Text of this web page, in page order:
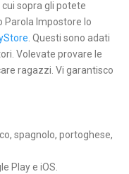
sopra gli potete
Parola Impostore lo
. Questi sono adati
Volevate provare le
ragazzi. Vi garantisco
spagnolo, portoghese,
Play e iOS.